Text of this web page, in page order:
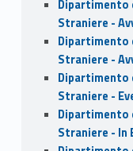
Dipartimento
Straniere -
Dipartimento
Straniere -
Dipartimento
Straniere -
Dipartimento
Straniere - In